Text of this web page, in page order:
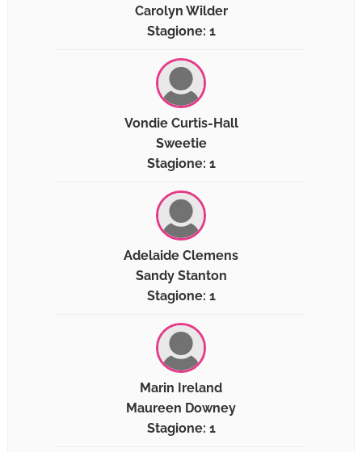
Carolyn Wilder
Stagione: 1
Vondie Curtis-Hall
Sweetie
Stagione: 1
Adelaide Clemens
Sandy Stanton
Stagione: 1
Marin Ireland
Maureen Downey
Stagione: 1